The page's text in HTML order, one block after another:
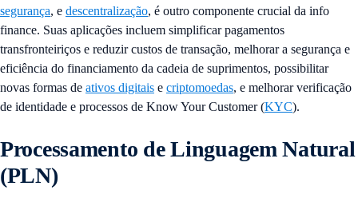
segurança, e descentralização, é outro componente crucial da info
finance. Suas aplicações incluem simplificar pagamentos
transfronteiriços e reduzir custos de transação, melhorar a segurança e
eficiência do financiamento da cadeia de suprimentos, possibilitar
novas formas de ativos digitais e criptomoedas, e melhorar verificação
de identidade e processos de Know Your Customer (KYC).
Processamento de Linguagem Natural
(PLN)